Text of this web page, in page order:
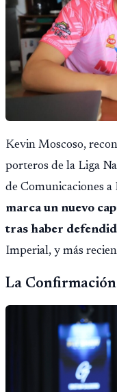
Kevin Moscoso,
porteros de la Liga
de Comunicaciones
marca un nuevo
tras haber
Imperial, y más
La